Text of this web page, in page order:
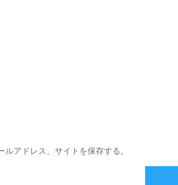
アドレス、サイトを保存する。